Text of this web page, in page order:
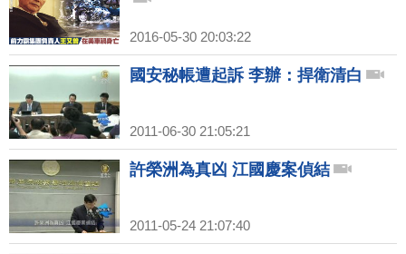
2016-05-30 20:03:22
國安秘帳遭起訴 李辦：捍衛清白
2011-06-30 21:05:21
許榮洲為真凶 江國慶案偵結
2011-05-24 21:07:40